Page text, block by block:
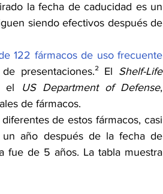
la fecha de caducidad es un
siendo efectivos después de
122 fármacos de uso frecuente
presentaciones.² El Shelf-Life
el US Department of Defense,
de fármacos.
de estos fármacos, casi
año después de la fecha de
fue de 5 años. La tabla muestra